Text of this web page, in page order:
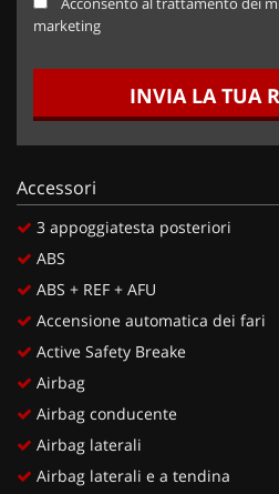
marketing
INVIA LA TUA
Accessori
3 appoggiatesta posteriori
ABS
ABS + REF + AFU
Accensione automatica dei fari
Active Safety Breake
Airbag
Airbag conducente
Airbag laterali
Airbag laterali e a tendina